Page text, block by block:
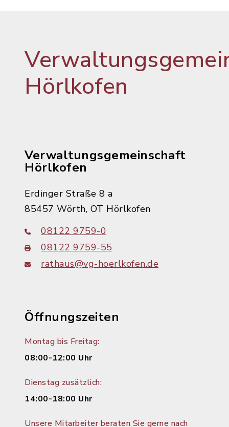
Hörlkofen
Verwaltungsgemeinschaft
Hörlkofen
Erdinger Straße 8 a
85457 Wörth, OT Hörlkofen
08122 9759-0
08122 9759-55
rathaus@vg-hoerlkofen.de
Öffnungszeiten
Montag bis Freitag:
08:00-12:00 Uhr
Dienstag zusätzlich:
14:00-18:00 Uhr
Unsere Mitarbeiter beraten Sie gerne nach